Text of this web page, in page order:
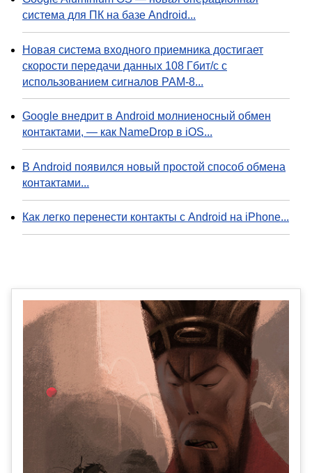
система для ПК на базе Android...
Новая система входного приемника достигает
скорости передачи данных 108 Гбит/с с
использованием сигналов PAM-8...
Google внедрит в Android молниеносный обмен
контактами, — как NameDrop в iOS...
В Android появился новый простой способ обмена
контактами...
Как легко перенести контакты с Android на iPhone...